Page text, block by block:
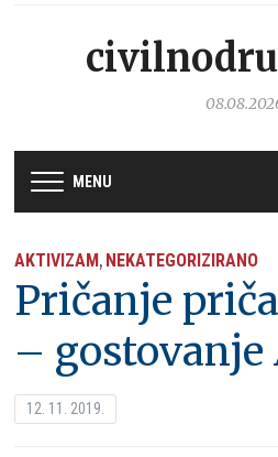
MENU
AKTIVIZAM, NEKATEGORIZIRANO
Pričanje
– gostovanje
12. 11. 2019.